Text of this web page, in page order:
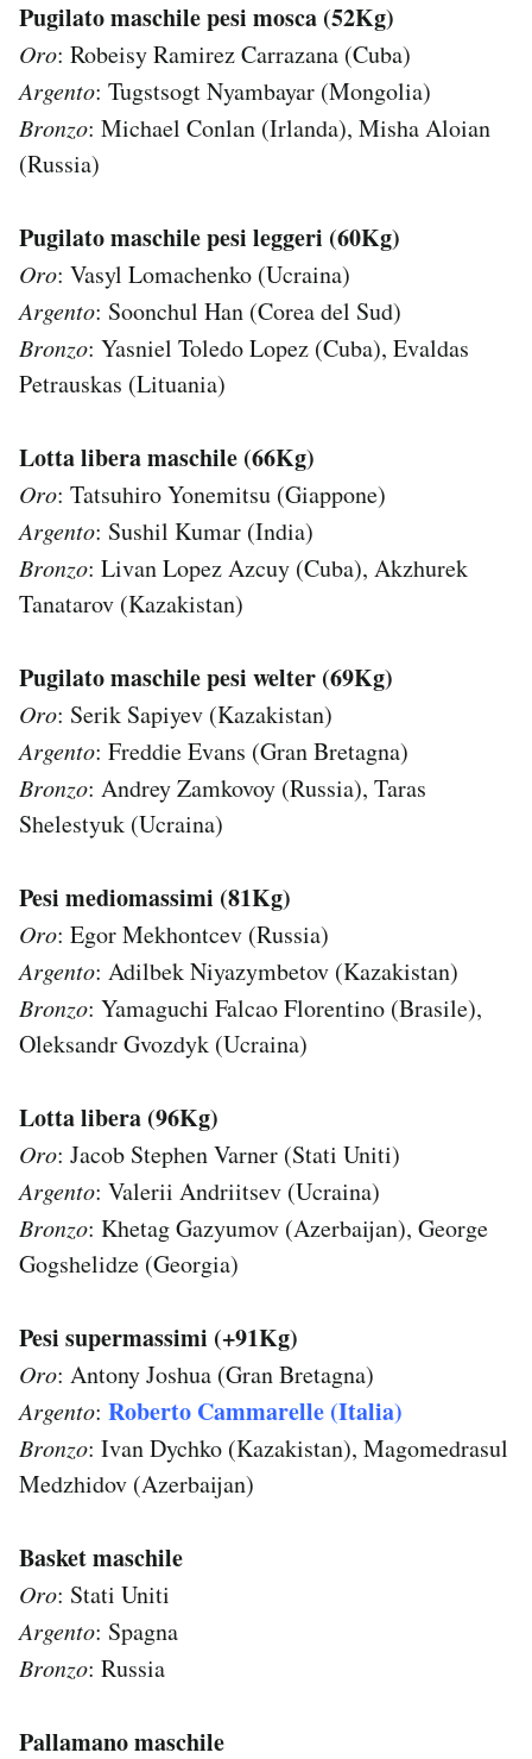
Pugilato maschile pesi mosca (52Kg)
Oro: Robeisy Ramirez Carrazana (Cuba)
Argento: Tugstsogt Nyambayar (Mongolia)
Bronzo: Michael Conlan (Irlanda), Misha Aloian
(Russia)
Pugilato maschile pesi leggeri (60Kg)
Oro: Vasyl Lomachenko (Ucraina)
Argento: Soonchul Han (Corea del Sud)
Bronzo: Yasniel Toledo Lopez (Cuba), Evaldas
Petrauskas (Lituania)
Lotta libera maschile (66Kg)
Oro: Tatsuhiro Yonemitsu (Giappone)
Argento: Sushil Kumar (India)
Bronzo: Livan Lopez Azcuy (Cuba), Akzhurek
Tanatarov (Kazakistan)
Pugilato maschile pesi welter (69Kg)
Oro: Serik Sapiyev (Kazakistan)
Argento: Freddie Evans (Gran Bretagna)
Bronzo: Andrey Zamkovoy (Russia), Taras
Shelestyuk (Ucraina)
Pesi mediomassimi (81Kg)
Oro: Egor Mekhontcev (Russia)
Argento: Adilbek Niyazymbetov (Kazakistan)
Bronzo: Yamaguchi Falcao Florentino (Brasile),
Oleksandr Gvozdyk (Ucraina)
Lotta libera (96Kg)
Oro: Jacob Stephen Varner (Stati Uniti)
Argento: Valerii Andriitsev (Ucraina)
Bronzo: Khetag Gazyumov (Azerbaijan), George
Gogshelidze (Georgia)
Pesi supermassimi (+91Kg)
Oro: Antony Joshua (Gran Bretagna)
Argento: Roberto Cammarelle (Italia)
Bronzo: Ivan Dychko (Kazakistan), Magomedrasul
Medzhidov (Azerbaijan)
Basket maschile
Oro: Stati Uniti
Argento: Spagna
Bronzo: Russia
Pallamano maschile